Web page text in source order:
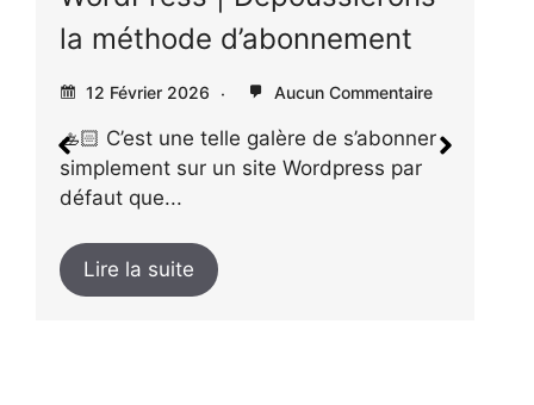
la méthode d’abonnement
12 Février 2026 Aucun Commentaire
🚣🏻 C’est une telle galère de s’abonner
simplement sur un site Wordpress par
défaut que...
Lire la suite